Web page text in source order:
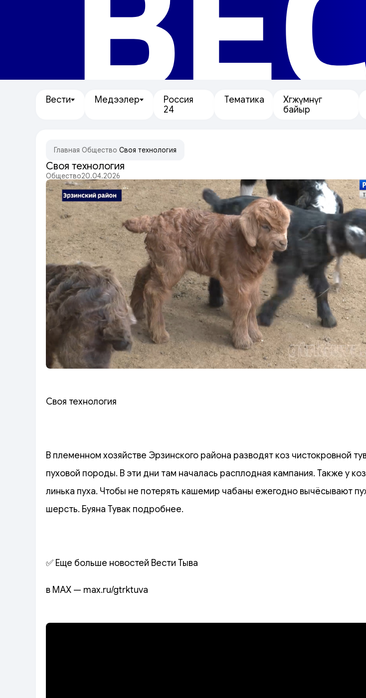
Вести Медээлер
Россия
24
Тематика
Хөгжүмнүг
байыр
Главная Общество Своя технология
Своя технология
Общество20.04.2026
Своя технология
В племенном хозяйстве Эрзинского района разводят коз чистокровной
пуховой породы. В эти дни там началась расплодная кампания. Также у
линька пуха. Чтобы не потерять кашемир чабаны ежегодно вычёсывают
шерсть. Буяна Тувак подробнее.
✅ Еще больше новостей Вести Тыва
в MAX — max.ru/gtrktuva